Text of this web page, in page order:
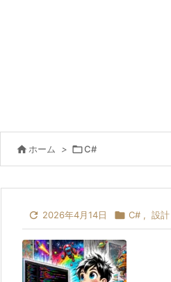
 ホーム > C#
 2026年4月14日  C# , 設計